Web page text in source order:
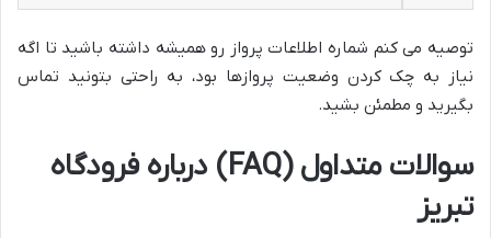
توصیه می کنم شماره اطلاعات پرواز رو همیشه داشته باشید تا اگه
نیاز به چک کردن وضعیت پروازها بود، به راحتی بتونید تماس
بگیرید و مطمئن بشید.
سوالات متداول (FAQ) درباره فرودگاه
تبریز